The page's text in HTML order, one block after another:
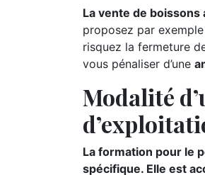
La vente de
proposez par
risquez la fermeture
vous pénaliser d’une
Modalité
La formation pour le
spécifique. Elle est